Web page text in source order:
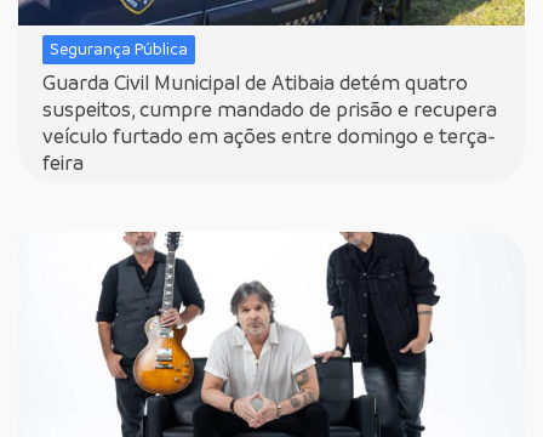
Segurança Pública
Guarda Civil Municipal de Atibaia detém quatro
suspeitos, cumpre mandado de prisão e recupera
veículo furtado em ações entre domingo e terça-
feira